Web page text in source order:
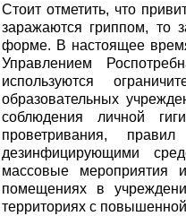
Стоит отметить, что
заражаются гриппом, то
форме. В настоящее
Управлением
используются
образовательных
соблюдения личной
проветривания,
дезинфицирующими
массовые мероприятия
помещениях в
территориях с